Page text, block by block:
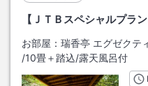
【ＪＴＢスペシャルプラ
お部屋： 瑞香亭 エグゼクテ
/10畳＋踏込/露天風呂付